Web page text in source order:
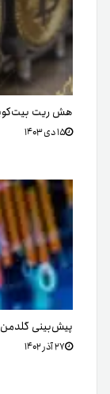
هش ریت
۱۵ دی ۱۴۰۳
پیش‌بینی گلدمن
۲۷ آذر ۱۴۰۲